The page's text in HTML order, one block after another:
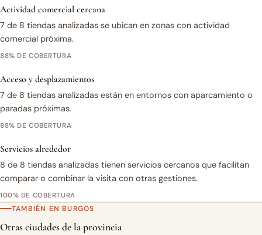
Actividad comercial cercana
7 de 8 tiendas analizadas se ubican en zonas con actividad
comercial próxima.
88% DE COBERTURA
Acceso y desplazamientos
7 de 8 tiendas analizadas están en entornos con aparcamiento o
paradas próximas.
88% DE COBERTURA
Servicios alrededor
8 de 8 tiendas analizadas tienen servicios cercanos que facilitan
comparar o combinar la visita con otras gestiones.
100% DE COBERTURA
TAMBIÉN EN BURGOS
Otras ciudades de la provincia